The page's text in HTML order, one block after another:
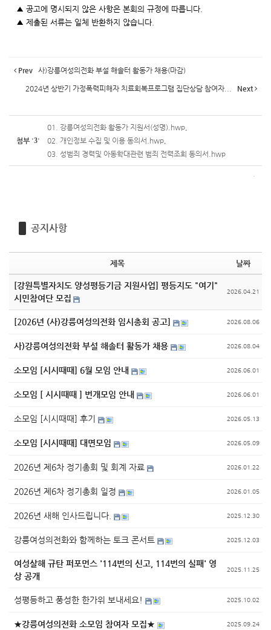
▲ 공고에 명시되지 않은 사항은 본회의 규정에 따릅니다.
▲ 제출된 서류는 일체 반환하지 않습니다.
Prev 사)강릉여성의전화 부설 해솔터 활동가 채용(마감)
2024년 상반기 가정폭력피해자 치료회복프로그램 집단상담 참여자... Next
첨부 '3'
01. 강릉여성의전화 활동가 지원서(성명).hwp
02. 개인정보 수집 및 이용 동의서.hwp
03. 성범죄 경력및 아동학대관련 범죄 전력조회 동의서.hwp
공지사항
제목 날짜
[강원특별자치도 양성평등기금 지원사업] 평등지도 "여기"
시민참여단 모집
2026.04.21
[2026년 (사)강릉여성의전화 임시총회 공고] 2026.08.06
사)강릉여성의전화 부설 해솔터 활동가 채용 2026.08.04
소모임 [시시때때] 6월 모임 안내 2026.06.01
소모임 [ 시시때때 ] 번개모임 안내 2026.06.01
소모임 [시시때때] 후기 2026.05.13
소모임 [시시때때] 대면모임 2026.05.09
2026년 제6차 정기총회 및 회계 자료 2026.01.22
2026년 제6차 정기총회 일정 2026.01.05
2026년 새해 인사드립니다. 2025.12.30
강릉여성의전화와 함께하는 토크 콘서트 2025.12.03
여성살해 규탄 퍼포먼스 '114번의 신고, 114번의 실패' 영
상 공개
2025.11.25
성평등하고 풍성한 한가위 보내세요! 2025.10.02
★강릉여성의전화 소모임 참여자 모집★ 2025.09.24